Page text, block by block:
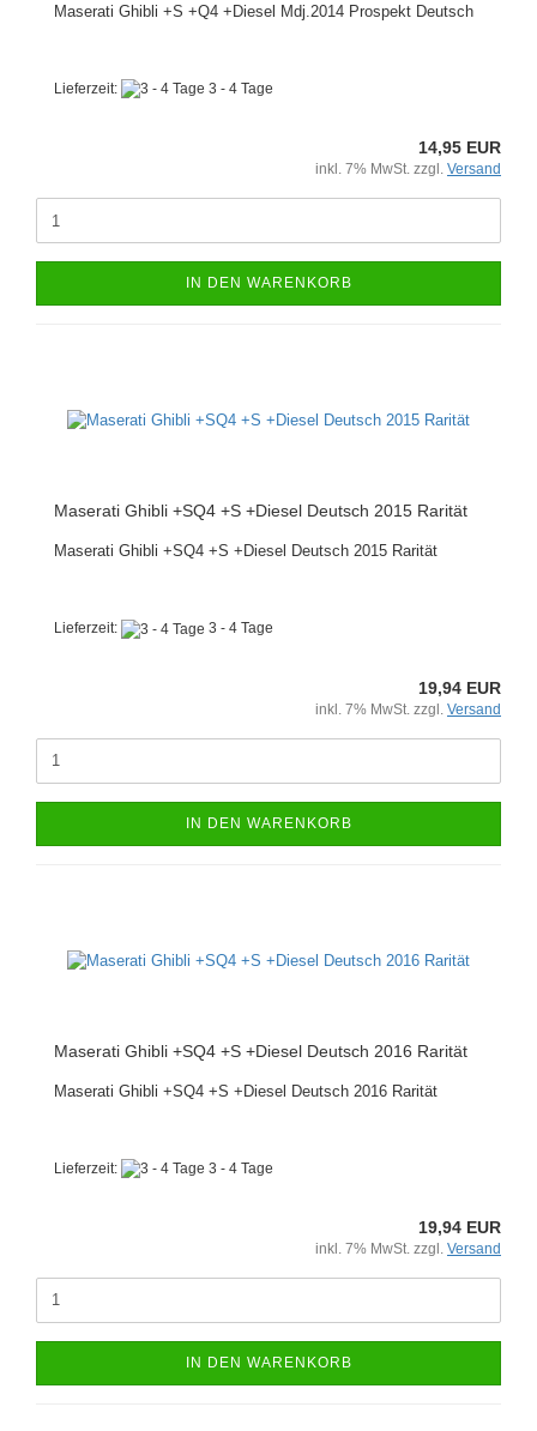
Maserati Ghibli +S +Q4 +Diesel Mdj.2014 Prospekt Deutsch
Lieferzeit: 3 - 4 Tage
14,95 EUR
inkl. 7% MwSt. zzgl. Versand
IN DEN WARENKORB
Maserati Ghibli +SQ4 +S +Diesel Deutsch 2015 Rarität
Maserati Ghibli +SQ4 +S +Diesel Deutsch 2015 Rarität
Lieferzeit: 3 - 4 Tage
19,94 EUR
inkl. 7% MwSt. zzgl. Versand
IN DEN WARENKORB
Maserati Ghibli +SQ4 +S +Diesel Deutsch 2016 Rarität
Maserati Ghibli +SQ4 +S +Diesel Deutsch 2016 Rarität
Lieferzeit: 3 - 4 Tage
19,94 EUR
inkl. 7% MwSt. zzgl. Versand
IN DEN WARENKORB